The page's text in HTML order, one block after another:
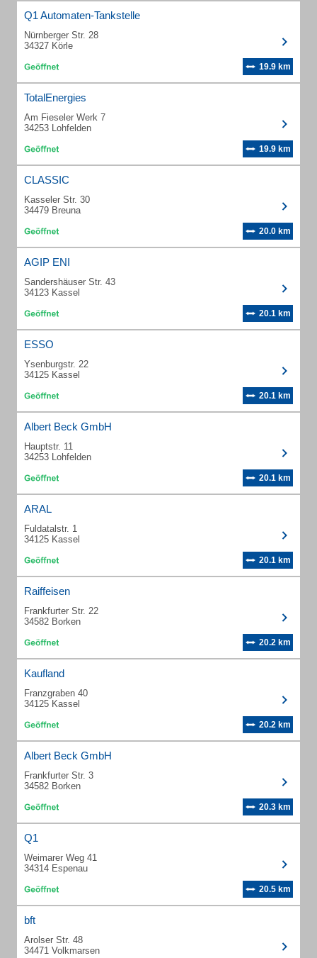
Q1 Automaten-Tankstelle
Nürnberger Str. 28
34327 Körle
19.9 km
TotalEnergies
Am Fieseler Werk 7
34253 Lohfelden
19.9 km
CLASSIC
Kasseler Str. 30
34479 Breuna
20.0 km
AGIP ENI
Sandershäuser Str. 43
34123 Kassel
20.1 km
ESSO
Ysenburgstr. 22
34125 Kassel
20.1 km
Albert Beck GmbH
Hauptstr. 11
34253 Lohfelden
20.1 km
ARAL
Fuldatalstr. 1
34125 Kassel
20.1 km
Raiffeisen
Frankfurter Str. 22
34582 Borken
20.2 km
Kaufland
Franzgraben 40
34125 Kassel
20.2 km
Albert Beck GmbH
Frankfurter Str. 3
34582 Borken
20.3 km
Q1
Weimarer Weg 41
34314 Espenau
20.5 km
bft
Arolser Str. 48
34471 Volkmarsen